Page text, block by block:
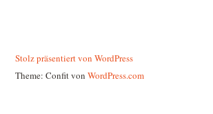
Stolz präsentiert von WordPress
Theme: Confit von WordPress.com